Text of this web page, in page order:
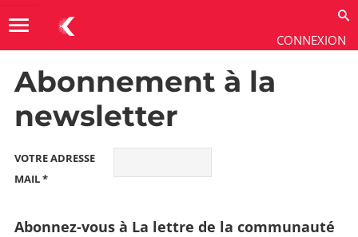
CONNEXION
menu
Abonnement à la
newsletter
VOTRE ADRESSE
MAIL *
Abonnez-vous à La lettre de la communauté